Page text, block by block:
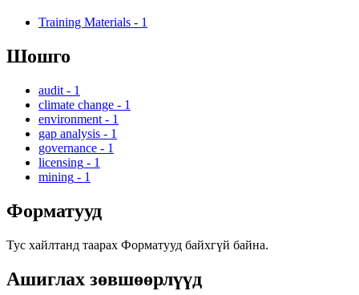
Training Materials - 1
Шошго
audit - 1
climate change - 1
environment - 1
gap analysis - 1
governance - 1
licensing - 1
mining - 1
Форматууд
Тус хайлтанд таарах Форматууд байхгүй байна.
Ашиглах зөвшөөрлүүд